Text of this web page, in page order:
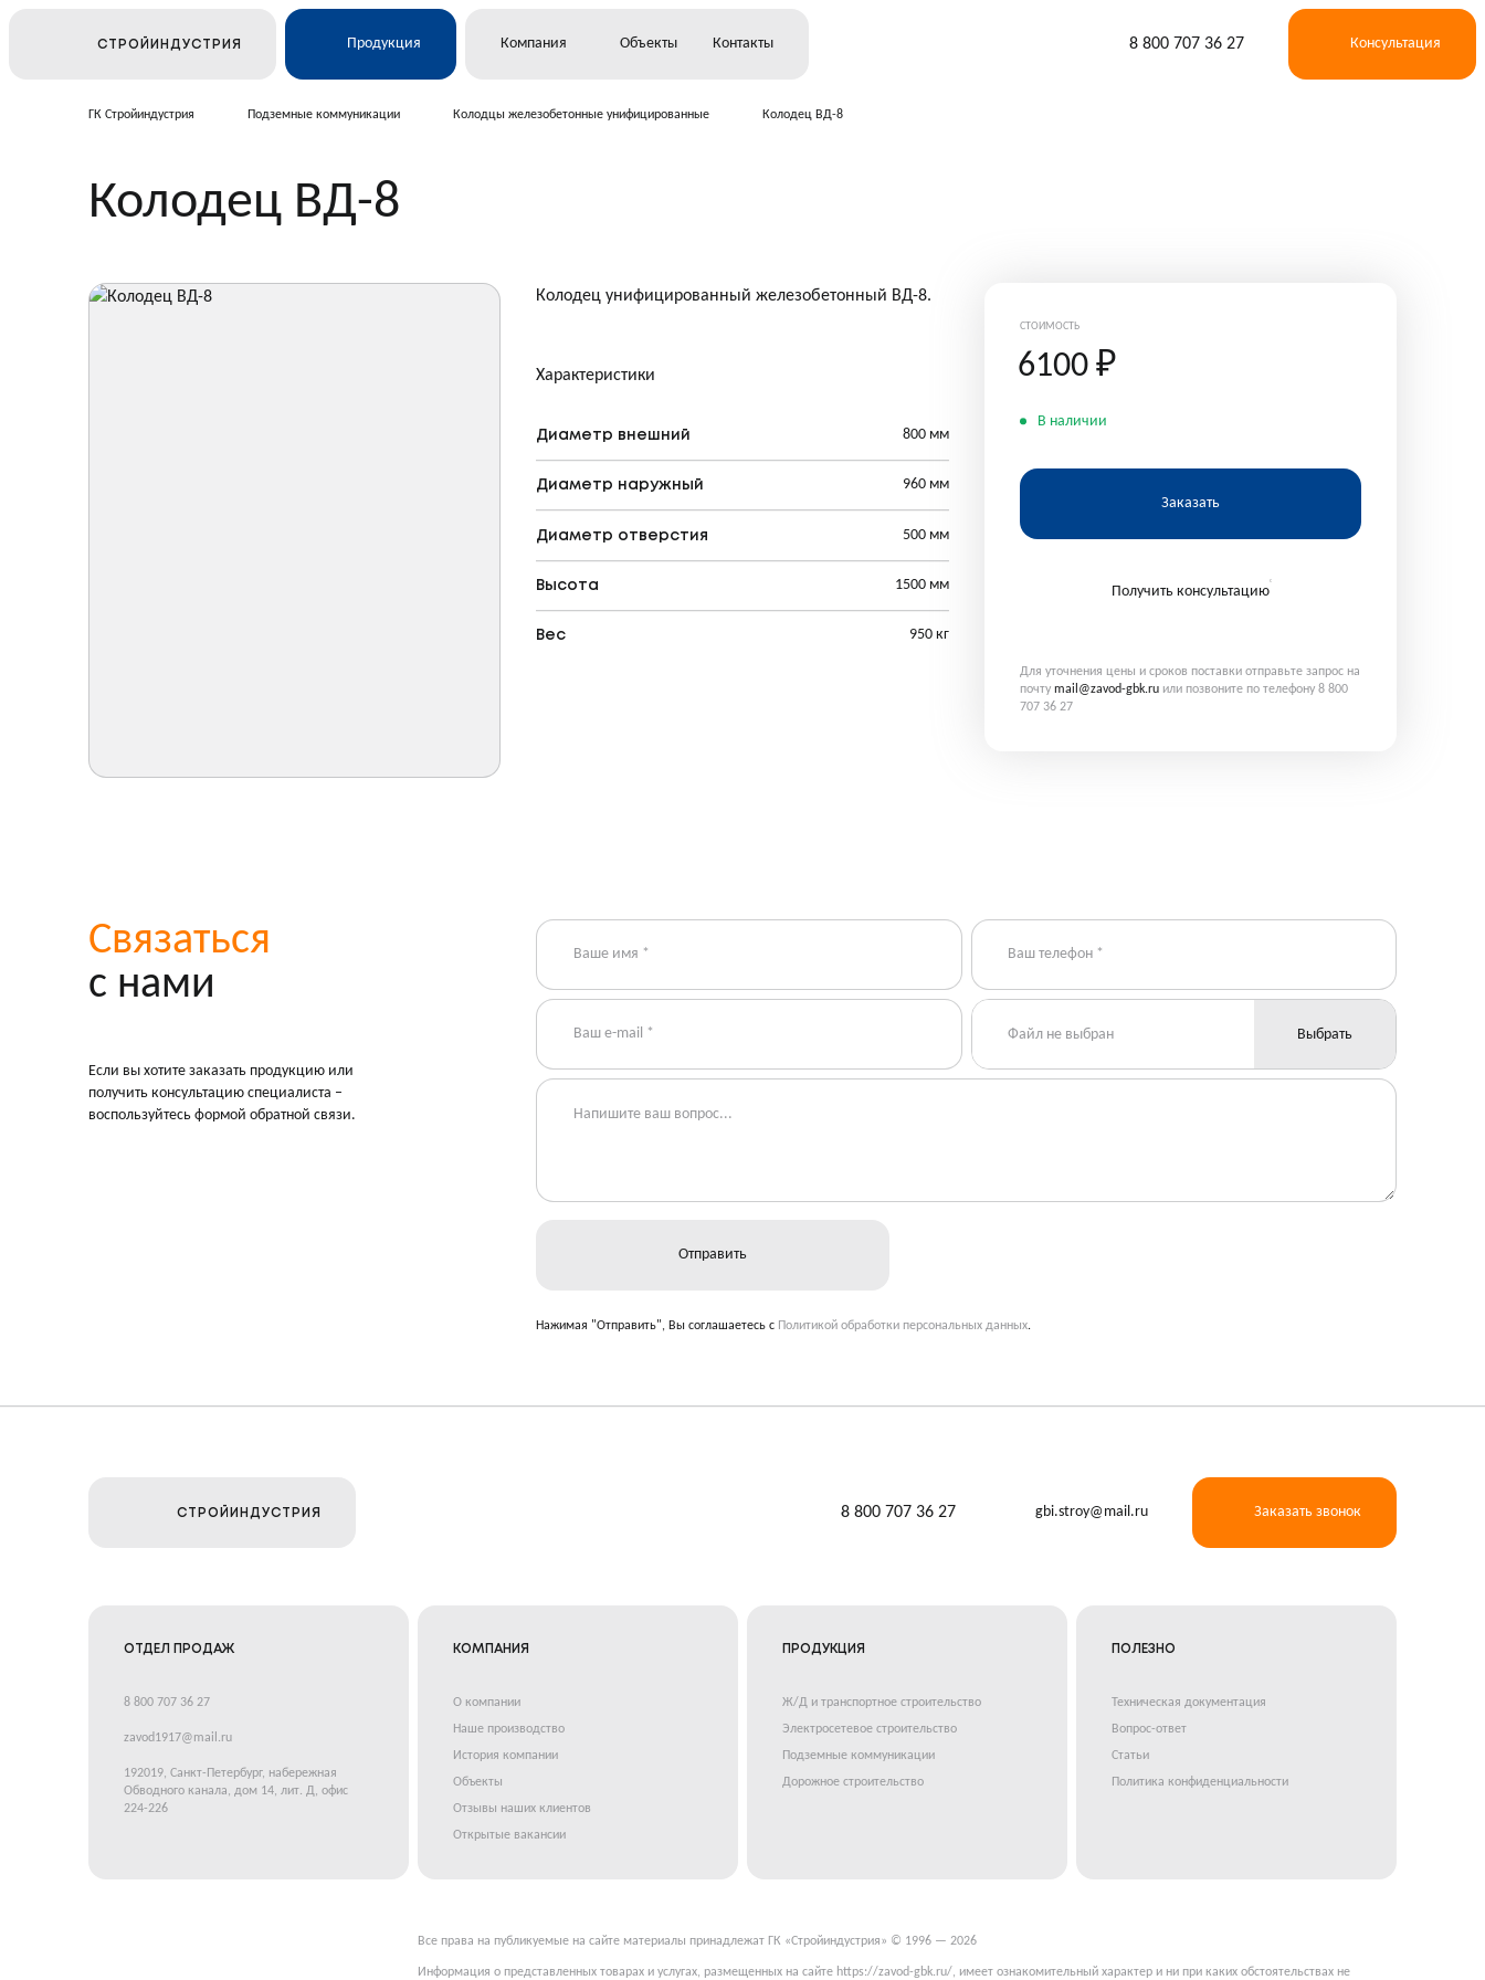
СТРОЙИНДУСТРИЯ Продукция
Электросетевое строительство
Подземные коммуникации
Компания Объекты Контакты 8 800 707 36 27 Консультация
ГК Стройиндустрия Подземные коммуникации Колодцы железобетонные унифицированные Колодец ВД-8
Колодец ВД-8
Колодец унифицированный железобетонный ВД-8.
Характеристики
Диаметр внешний 800 мм
Диаметр наружный 960 мм
Диаметр отверстия 500 мм
Высота 1500 мм
Вес 950 кг
СТОИМОСТЬ
6100 ₽
В наличии
Заказать
Получить консультацию
Для уточнения цены и сроков поставки отправьте запрос на
почту mail@zavod-gbk.ruили позвоните по телефону 8 800
707 36 27
Связаться
с нами
Если вы хотите заказать продукцию или
получить консультацию специалиста –
воспользуйтесь формой обратной связи.
Файл не выбран Выбрать
Нажимая "Отправить", Вы соглашаетесь с Политикой обработки персональных данных.
СТРОЙИНДУСТРИЯ 8 800 707 36 27 gbi.stroy@mail.ru Заказать звонок
ОТДЕЛ ПРОДАЖ
8 800 707 36 27
zavod1917@mail.ru
192019, Санкт-Петербург, набережная
Обводного канала, дом 14, лит. Д, офис
224-226
КОМПАНИЯ
О компании
Наше производство
История компании
Объекты
Отзывы наших клиентов
Открытые вакансии
ПРОДУКЦИЯ
Ж/Д и транспортное строительство
Электросетевое строительство
Подземные коммуникации
Дорожное строительство
ПОЛЕЗНО
Техническая документация
Вопрос-ответ
Статьи
Политика конфиденциальности
Все права на публикуемые на сайте материалы принадлежат ГК «Стройиндустрия» © 1996 — 2026
Информация о представленных товарах и услугах, размещенных на сайте https://zavod-gbk.ru/, имеет ознакомительный характер и ни при каких обстоятельствах не